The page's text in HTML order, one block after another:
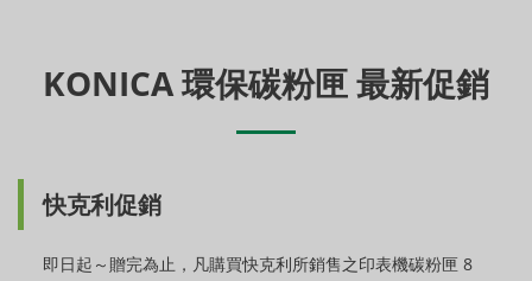
KONICA 環保碳粉匣 最新促銷
快克利促銷
即日起～贈完為止，凡購買快克利所銷售之印表機碳粉匣 8